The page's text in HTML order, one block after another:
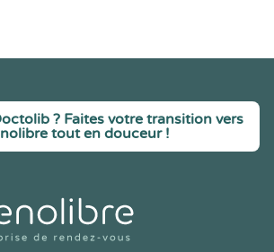
? Faites votre transition vers
tout en douceur !